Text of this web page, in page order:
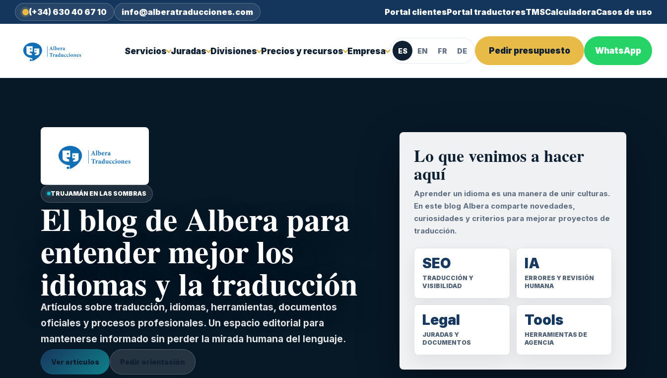
(+34) 630 40 67 10 info@alberatraducciones.com Portal clientesPortal traductoresTMSCalculadoraCasos de uso
Servicios Juradas Divisiones Precios y recursos Empresa ES EN FR DE Pedir presupuesto WhatsApp
TRUJAMÁN EN LAS SOMBRAS
El blog de Albera para
entender mejor los
idiomas y la traducción
Artículos sobre traducción, idiomas, herramientas, documentos
oficiales y procesos profesionales. Un espacio editorial para
mantenerse informado sin perder la mirada humana del lenguaje.
Ver artículos
Lo que venimos a hacer
aquí
Aprender un idioma es una manera de unir culturas.
En este blog Albera comparte novedades,
curiosidades y criterios para mejorar proyectos de
traducción.
SEO
TRADUCCIÓN Y
VISIBILIDAD
IA
ERRORES Y REVISIÓN
HUMANA
Legal
JURADAS Y
DOCUMENTOS
Tools
HERRAMIENTAS DE
AGENCIA